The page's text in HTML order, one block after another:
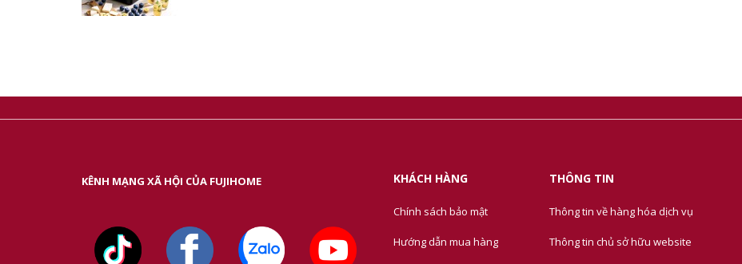
KÊNH MẠNG XÃ HỘI CỦA FUJIHOME KHÁCH HÀNG
Chính sách bảo mật
Hướng dẫn mua hàng
THÔNG TIN
Thông tin về hàng hóa dịch vụ
Thông tin chủ sở hữu website